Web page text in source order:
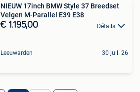
NIEUW 17inch BMW Style 37 Breedset
Velgen M-Parallel E39 E38
€ 1.195,00 Détails
Leeuwarden 30 juil. 26